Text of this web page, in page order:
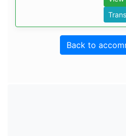
Back to